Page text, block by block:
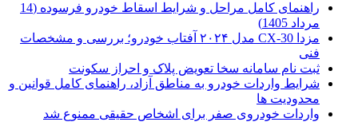
راهنمای کامل مراحل و شرایط اسقاط خودرو فرسوده (14
مرداد 1405)
مزدا CX-30 مدل ۲۰۲۴ آفتاب خودرو؛ بررسی و مشخصات
فنی
ثبت نام سامانه سخا تعویض پلاک و احراز سکونت
شرایط واردات خودرو به مناطق آزاد، راهنمای کامل قوانین و
محدودیت ها
واردات خودروی صفر برای اشخاص حقیقی ممنوع شد